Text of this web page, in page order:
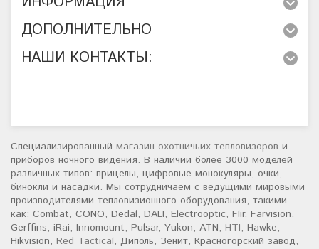
ДОПОЛНИТЕЛЬНО
НАШИ КОНТАКТЫ:
Специализированный магазин охотничьих тепловизоров и
приборов ночного видения. В наличии более 3000 моделей
различных типов: прицелы, цифровые монокуляры, очки,
бинокли и насадки. Мы сотрудничаем с ведущими мировыми
производителями тепловизионного оборудования, такими
как: Combat, CONO, Dedal, DALI, Electrooptic, Flir, Farvision,
Gerffins, iRai, Innomount, Pulsar, Yukon, ATN, HTI, Hawke,
Hikvision, Red Tactical, Диполь, Зенит, Красногорский завод,